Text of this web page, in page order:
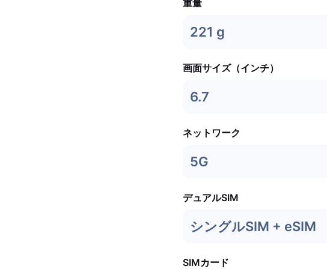
重量
221 g
画面サイズ（インチ）
6.7
ネットワーク
5G
デュアルSIM
シングルSIM + eSIM
SIMカード